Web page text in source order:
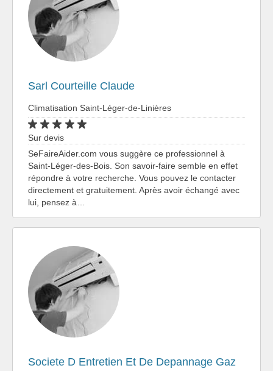
Sarl Courteille Claude
Climatisation Saint-Léger-de-Linières
Sur devis
SeFaireAider.com vous suggère ce professionnel à
Saint-Léger-des-Bois. Son savoir-faire semble en effet
répondre à votre recherche. Vous pouvez le contacter
directement et gratuitement. Après avoir échangé avec
lui, pensez à…
Societe D Entretien Et De Depannage Gaz